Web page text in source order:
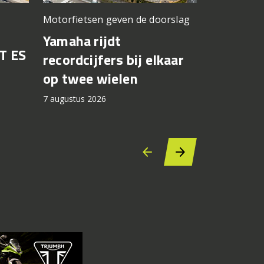
ES
Motorfietsen geven de doorslag
Yamaha rijdt
recordcijfers bij elkaar
op twee wielen
7 augustus 2026